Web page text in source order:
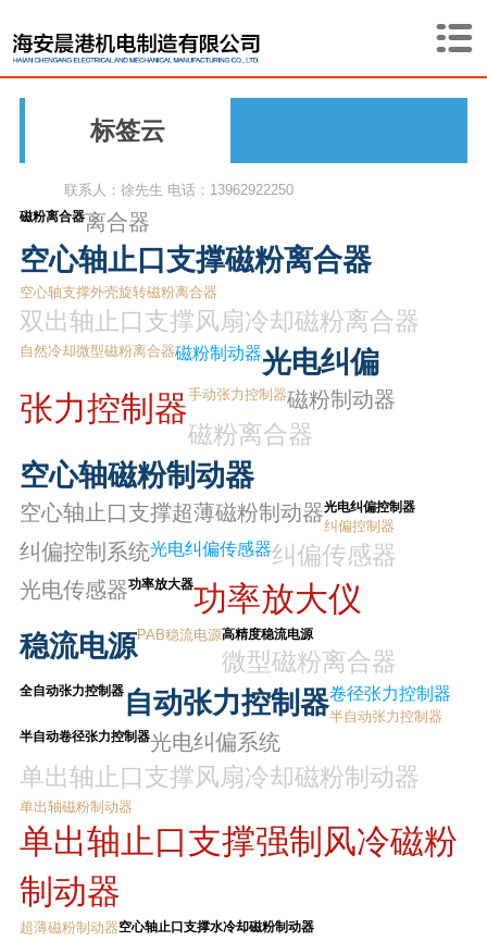
标签云
联系人：徐先生 电话：13962922250
磁粉离合器离合器
空心轴止口支撑磁粉离合器
空心轴支撑外壳旋转磁粉离合器
双出轴止口支撑风扇冷却磁粉离合器
自然冷却微型磁粉离合器磁粉制动器光电纠偏
张力控制器手动张力控制器磁粉制动器
磁粉离合器
空心轴磁粉制动器
空心轴止口支撑超薄磁粉制动器光电纠偏控制器
纠偏控制器
纠偏控制系统光电纠偏传感器纠偏传感器
光电传感器功率放大器功率放大仪
稳流电源PAB稳流电源高精度稳流电源
微型磁粉离合器
全自动张力控制器自动张力控制器卷径张力控制器
半自动张力控制器
半自动卷径张力控制器光电纠偏系统
单出轴止口支撑风扇冷却磁粉制动器
单出轴磁粉制动器
单出轴止口支撑强制风冷磁粉
制动器
超薄磁粉制动器空心轴止口支撑水冷却磁粉制动器